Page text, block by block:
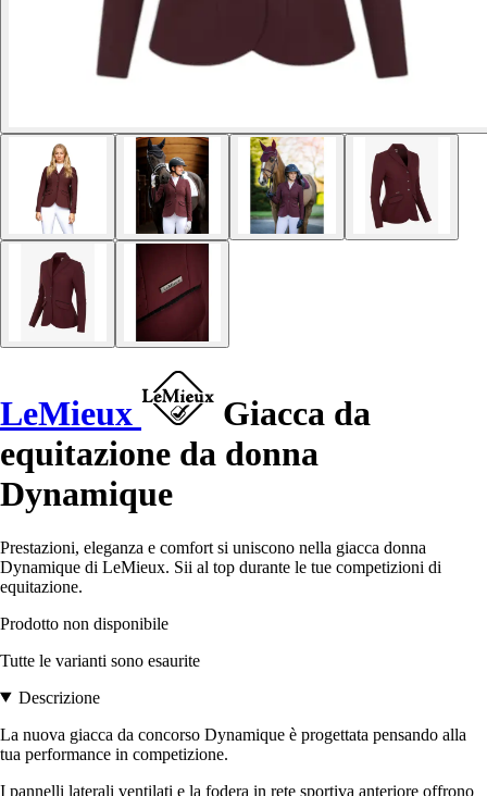
LeMieux
Giacca da
equitazione da donna
Dynamique
Prestazioni, eleganza e comfort si uniscono nella giacca donna
Dynamique di LeMieux. Sii al top durante le tue competizioni di
equitazione.
Prodotto non disponibile
Tutte le varianti sono esaurite
Descrizione
La nuova giacca da concorso Dynamique è progettata pensando alla
tua performance in competizione.
I pannelli laterali ventilati e la fodera in rete sportiva anteriore offrono